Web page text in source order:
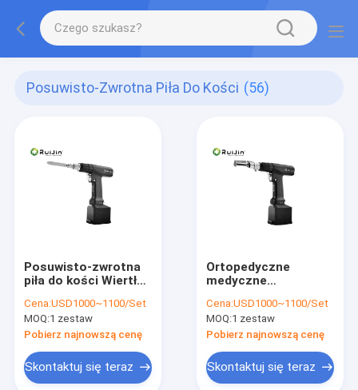
Posuwisto-Zwrotna Piła Do Kości (56)
Posuwisto-zwrotna
piła do kości Wiertło
4,2 mm
Cena:USD1000~1100/Set
MOQ:1 zestaw
Pobierz najnowszą cenę
Skontaktuj się teraz
Ortopedyczne
medyczne
Wiertarka
chirurgiczna
chirurgiczna 4,2 mm
Cena:USD1000~1100/Set
MOQ:1 zestaw
Pobierz najnowszą cenę
Skontaktuj się teraz